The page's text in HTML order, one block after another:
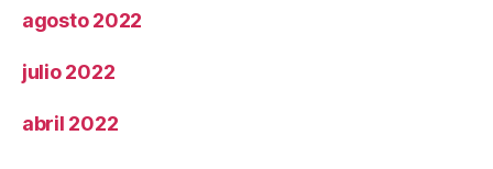
agosto 2022
julio 2022
abril 2022